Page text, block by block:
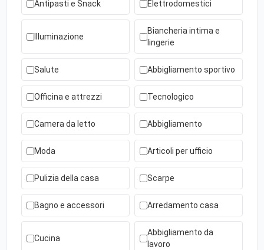
Antipasti e Snack Elettrodomestici
Illuminazione
Biancheria intima e
lingerie
Salute Abbigliamento sportivo
Officina e attrezzi Tecnologico
Camera da letto Abbigliamento
Moda Articoli per ufficio
Pulizia della casa Scarpe
Bagno e accessori Arredamento casa
Cucina
Abbigliamento da
lavoro